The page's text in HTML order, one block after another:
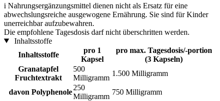
i Nahrungsergänzungsmittel dienen nicht als Ersatz für eine
abwechslungsreiche ausgewogene Ernährung. Sie sind für Kinder
unerreichbar aufzubewahren.
Die empfohlene Tagesdosis darf nicht überschritten werden.
Inhaltsstoffe
Inhaltsstoffe
pro 1
Kapsel
pro max. Tagesdosis/-portion
(3 Kapseln)
Granatapfel
Fruchtextrakt
500
Milligramm
1.500 Milligramm
davon Polyphenole
250
Milligramm
750 Milligramm